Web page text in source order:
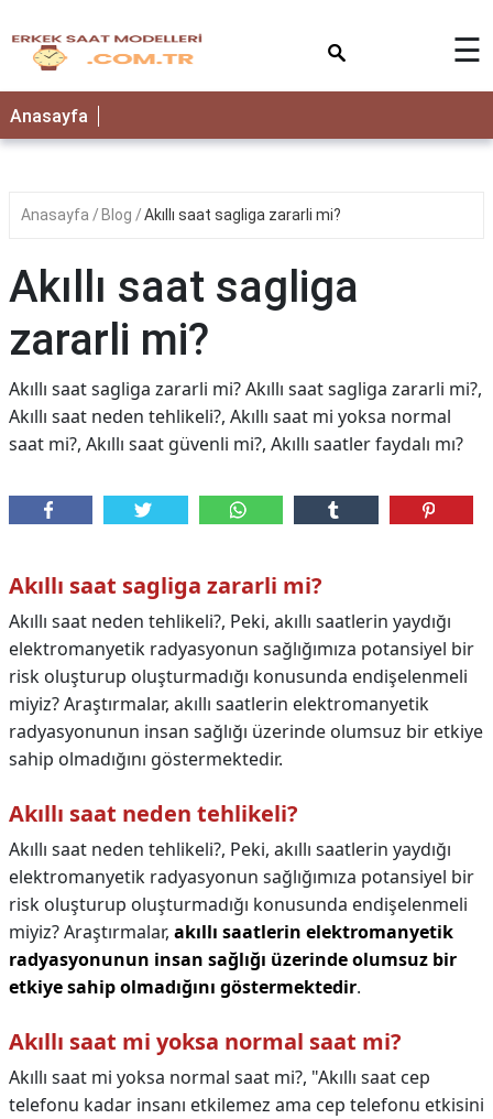
☰
Anasayfa
Anasayfa Blog Akıllı saat sagliga zararli mi?
Akıllı saat sagliga
zararli mi?
Akıllı saat sagliga zararli mi? Akıllı saat sagliga zararli mi?,
Akıllı saat neden tehlikeli?, Akıllı saat mi yoksa normal
saat mi?, Akıllı saat güvenli mi?, Akıllı saatler faydalı mı?
Akıllı saat sagliga zararli mi?
Akıllı saat neden tehlikeli?, Peki, akıllı saatlerin yaydığı
elektromanyetik radyasyonun sağlığımıza potansiyel bir
risk oluşturup oluşturmadığı konusunda endişelenmeli
miyiz? Araştırmalar, akıllı saatlerin elektromanyetik
radyasyonunun insan sağlığı üzerinde olumsuz bir etkiye
sahip olmadığını göstermektedir.
Akıllı saat neden tehlikeli?
Akıllı saat neden tehlikeli?, Peki, akıllı saatlerin yaydığı
elektromanyetik radyasyonun sağlığımıza potansiyel bir
risk oluşturup oluşturmadığı konusunda endişelenmeli
miyiz? Araştırmalar, akıllı saatlerin elektromanyetik
radyasyonunun insan sağlığı üzerinde olumsuz bir
etkiye sahip olmadığını göstermektedir.
Akıllı saat mi yoksa normal saat mi?
Akıllı saat mi yoksa normal saat mi?, "Akıllı saat cep
telefonu kadar insanı etkilemez ama cep telefonu etkisini